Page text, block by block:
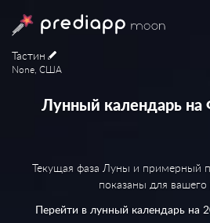
Тастин
None, США
Лунный календарь на
Текущая фаза Луны и примерный
показаны для вашего
Перейти в лунный календарь на